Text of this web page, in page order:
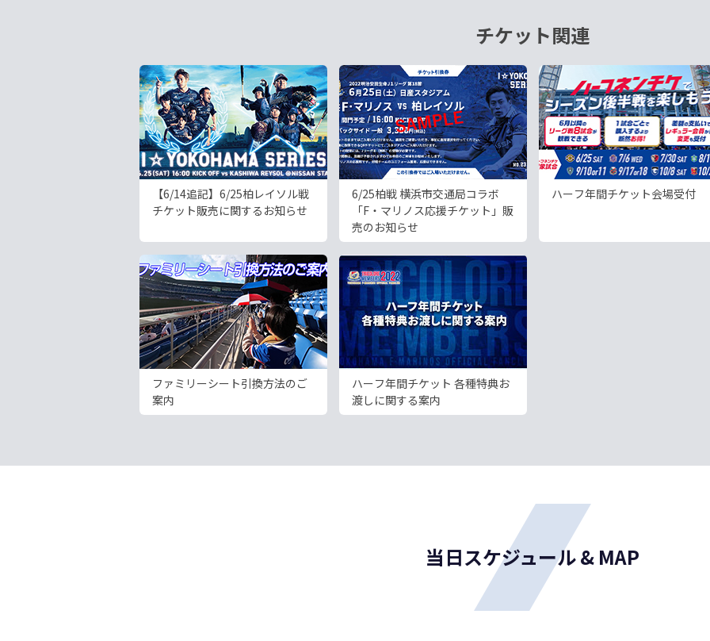
チケット関連
【6/14追記】6/25柏レイソル戦
チケット販売に関するお知らせ
6/25柏戦 横浜市交通局コラボ
「F・マリノス応援チケット」販
売のお知らせ
ハーフ年間チケット会場受付
ファミリーシート引換方法のご
案内
ハーフ年間チケット 各種特典お
渡しに関する案内
当日スケジュール & MAP